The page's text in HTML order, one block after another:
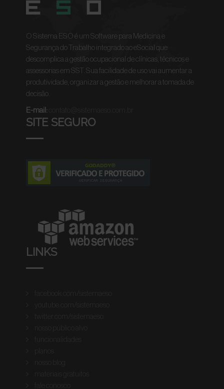
O Sistema ESO é um Software para Medicina e
Segurança do Trabalho integrado ao eSocial que
descomplica a gestão ocupacional de clínicas, técnicos e
assessorias em SST. Sua facilidade de uso vai aumentar a
produtividade, organizar a gestão e melhorar a tomada de
decisão.
E-mail:
SITE SEGURO
LINKS